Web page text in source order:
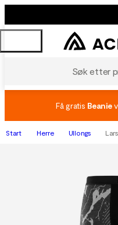
Søk etter
Få gratis Beanie
Start Herre Ullongs